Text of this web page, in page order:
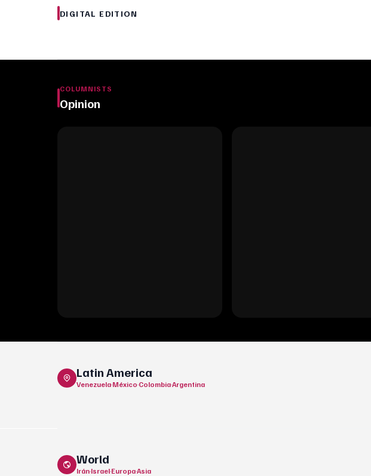
DIGITAL EDITION
COLUMNISTS
Opinion
Latin America
Venezuela·México·Colombia·Argentina
World
Irán·Israel·Europa·Asia